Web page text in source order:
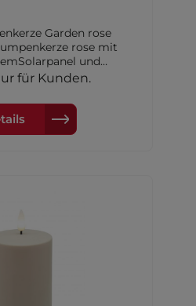
Garden rose
rose mit
und
7,5x20 cm,inkl. 1xAA
für Kunden.